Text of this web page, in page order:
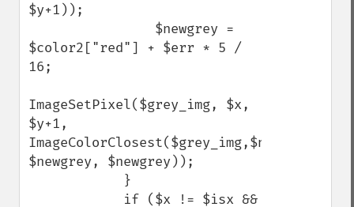
$y+1));
$color2["red"] + $err * 5 /
16;
ImageSetPixel($grey_img, $x,
$y+1,
ImageColorClosest($grey_img,$newgrey,
$newgrey, $newgrey));